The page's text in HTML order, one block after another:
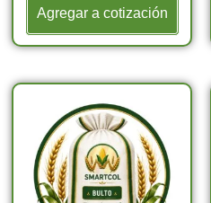
Agregar a cotización